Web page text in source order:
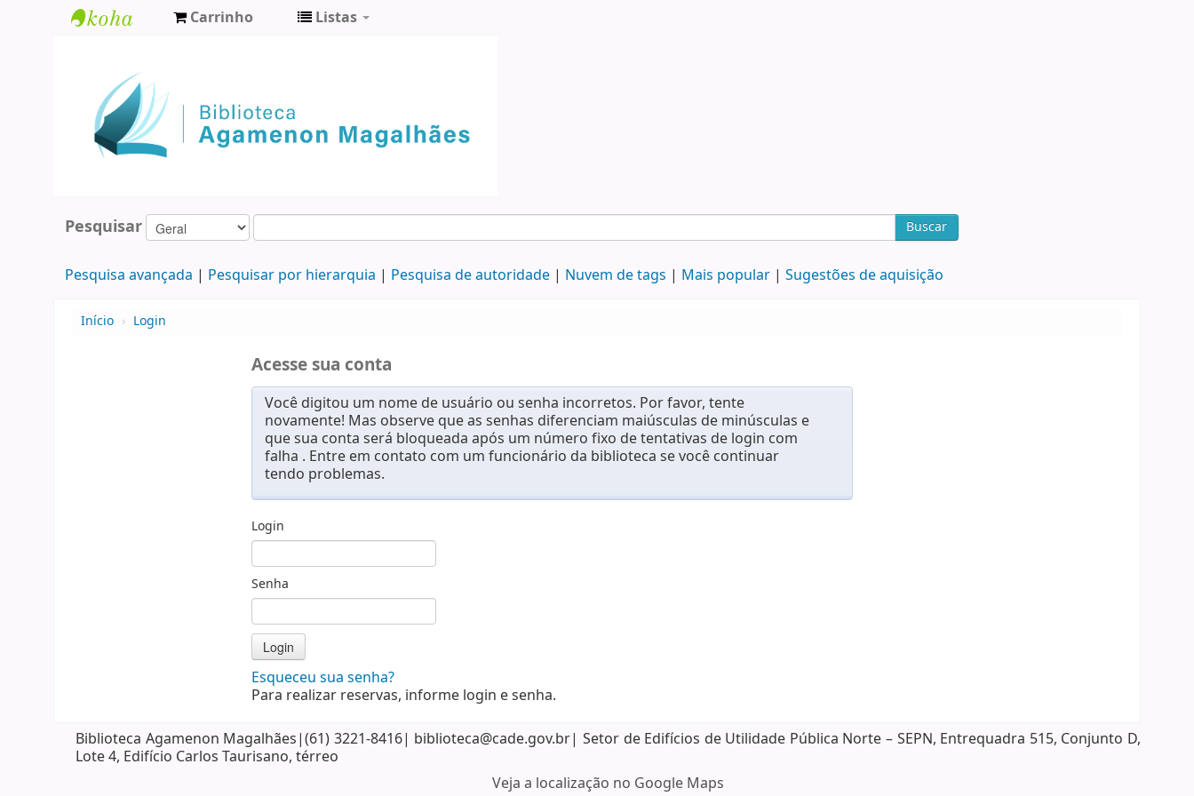
Agamenon
Magalhães
Carrinho Listas
Pesquisar Buscar
Pesquisa avançada Pesquisar por hierarquia Pesquisa de autoridade Nuvem de tags Mais popular Sugestões de aquisição
Início › Login
Acesse sua conta
Você digitou um nome de usuário ou senha incorretos. Por favor, tente
novamente! Mas observe que as senhas diferenciam maiúsculas de minúsculas e
que sua conta será bloqueada após um número fixo de tentativas de login com
falha . Entre em contato com um funcionário da biblioteca se você continuar
tendo problemas.
Login
Senha
Esqueceu sua senha?
Para realizar reservas, informe login e senha.
Biblioteca Agamenon Magalhães|(61) 3221-8416| biblioteca@cade.gov.br| Setor de Edifícios de Utilidade Pública Norte – SEPN, Entrequadra 515, Conjunto D,
Lote 4, Edifício Carlos Taurisano, térreo
Veja a localização no Google Maps